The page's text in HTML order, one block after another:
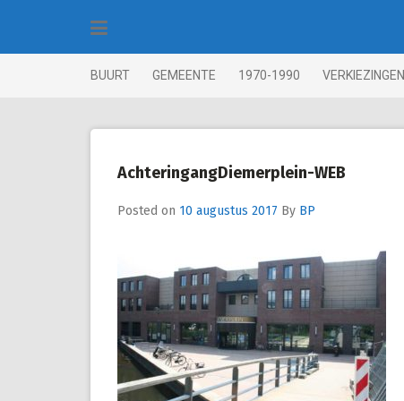
BUURT GEMEENTE 1970-1990 VERKIEZINGEN
AchteringangDiemerplein-WEB
Posted on 10 augustus 2017 By BP